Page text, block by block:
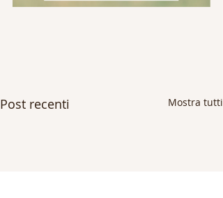
Post recenti Mostra tutti